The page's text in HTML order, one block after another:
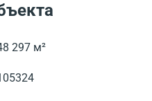
297 м²